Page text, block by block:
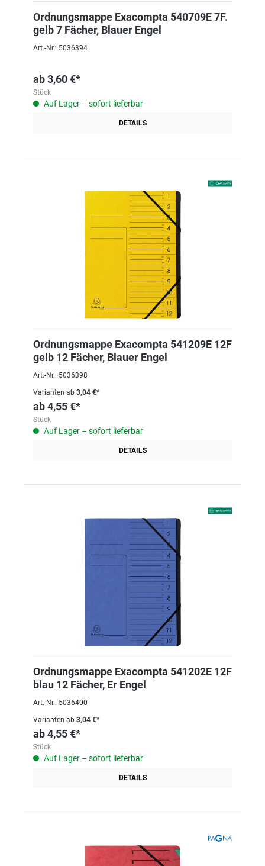
Ordnungsmappe Exacompta 540709E 7F.
gelb 7 Fächer, Blauer Engel
Art.-Nr.: 5036394
ab3,60 €*
Stück
Auf Lager – sofort lieferbar
DETAILS
Ordnungsmappe Exacompta 541209E 12F
gelb 12 Fächer, Blauer Engel
Art.-Nr.: 5036398
Varianten ab 3,04 €*
ab4,55 €*
Stück
Auf Lager – sofort lieferbar
DETAILS
Ordnungsmappe Exacompta 541202E 12F
blau 12 Fächer, Er Engel
Art.-Nr.: 5036400
Varianten ab 3,04 €*
ab4,55 €*
Stück
Auf Lager – sofort lieferbar
DETAILS